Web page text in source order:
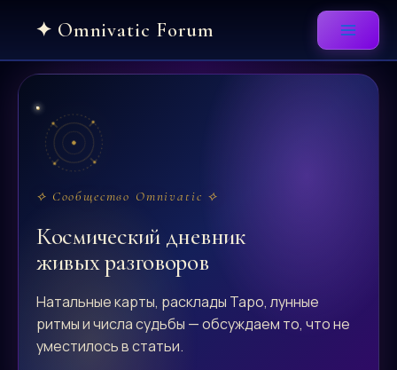
content
⟡ Сообщество Omnivatic ⟡
Космический дневник
живых разговоров
Натальные карты, расклады Таро, лунные
ритмы и числа судьбы — обсуждаем то, что не
уместилось в статьи.